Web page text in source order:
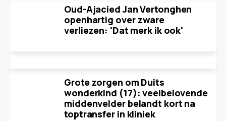
Oud-Ajacied Jan Vertonghen
openhartig over zware
verliezen: 'Dat merk ik ook'
Grote zorgen om Duits
wonderkind (17): veelbelovende
middenvelder belandt kort na
toptransfer in kliniek